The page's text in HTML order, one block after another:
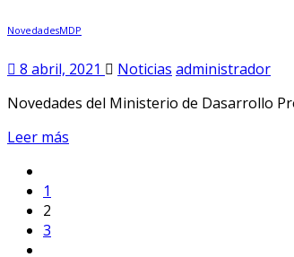
NovedadesMDP
8 abril, 2021 Noticias administrador
Novedades del Ministerio de Dasarrollo
Leer más
1
2
3